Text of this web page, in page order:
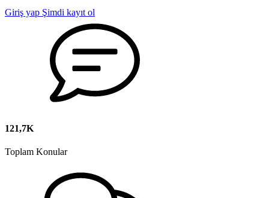
Giriş yap Şimdi kayıt ol
121,7K
Toplam Konular